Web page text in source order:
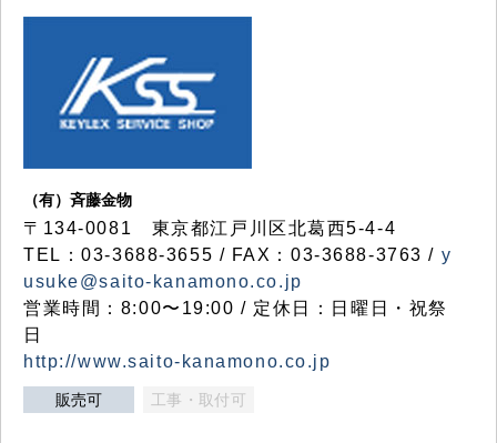
（有）斉藤金物
〒134-0081 東京都江戸川区北葛西5-4-4
TEL：03-3688-3655 / FAX：03-3688-3763 / y
usuke@saito-kanamono.co.jp
営業時間：8:00〜19:00 / 定休日：日曜日・祝祭
日
http://www.saito-kanamono.co.jp
販売可 工事・取付可